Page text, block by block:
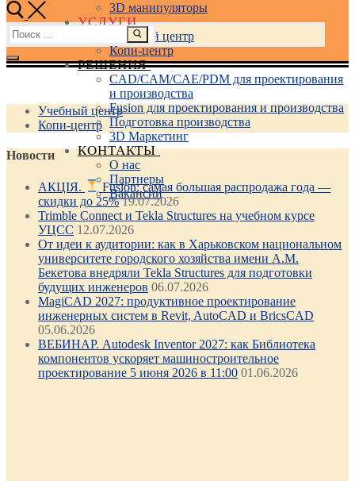
3D манипуляторы
УСЛУГИ
Учебный центр
Копи-центр
РЕШЕНИЯ
CAD/CAM/CAE/PDM для проектирования
и производства
Fusion для проектирования и производства
Подготовка производства
3D Маркетинг
КОНТАКТЫ
О нас
Партнеры
Вакансии
Найти:
Учебный центр
Копи-центр
Новости
АКЦІЯ.
Fusion: самая большая распродажа года —
скидки до 25% 19.07.2026
Trimble Connect и Tekla Structures на учебном курсе
УЦСС 12.07.2026
От идеи к аудитории: как в Харьковском национальном
университете городского хозяйства имени А.М.
Бекетова внедряли Tekla Structures для подготовки
будущих инженеров 06.07.2026
MagiCAD 2027: продуктивное проектирование
инженерных систем в Revit, AutoCAD и BricsCAD
05.06.2026
ВЕБИНАР. Autodesk Inventor 2027: как Библиотека
компонентов ускоряет машиностроительное
проектирование 5 июня 2026 в 11:00 01.06.2026